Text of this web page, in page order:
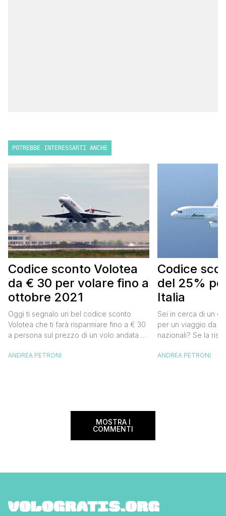
POTREBBE INTERESSARTI ANCHE
Codice sconto Volotea
da € 30 per volare fino a
ottobre 2021
Oggi ti segnalo un bel codice sconto
Volotea che ti farà risparmiare fino a € 30
a persona sul prezzo di un volo andata e
15 a tratta, che diventano € 30 su un volo
ANDREA PETRONI
Codice
del 25%
Italia
Sei in cerca di un
per un viaggio da
nazionali? Se la
Alitalia per l’Italia.
ANDREA PETRONI
MOSTRA I
COMMENTI